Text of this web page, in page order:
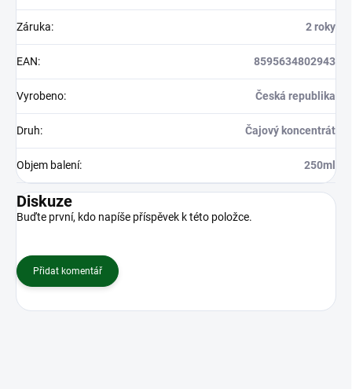
Záruka: 2 roky
EAN: 8595634802943
Vyrobeno: Česká republika
Druh: Čajový koncentrát
Objem balení: 250ml
Diskuze
Buďte první, kdo napíše příspěvek k této položce.
Přidat komentář